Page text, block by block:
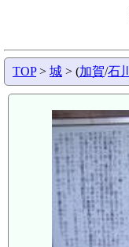
TOP> 城 > (加賀/石川